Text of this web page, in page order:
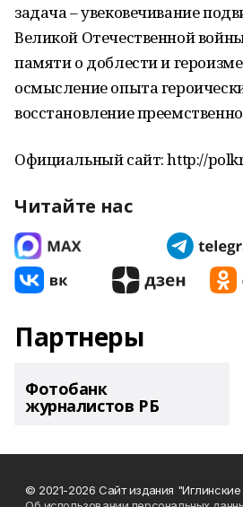
задача – увековечивание
Великой Отечественной
памяти о доблести и
осмысление опыта
восстановление
Официальный сайт: http://
Читайте нас
Партнеры
Фотобанк
журналистов РБ
© 2021-2026 Сайт издания "Иглинские